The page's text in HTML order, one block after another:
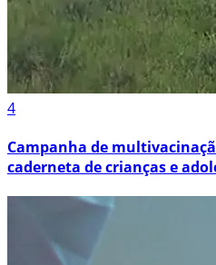
4
Campanha de
caderneta de crianças e